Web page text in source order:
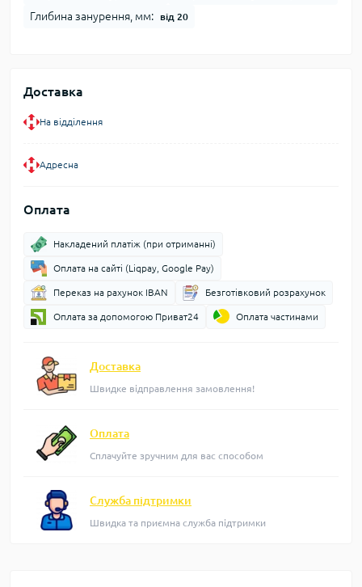
Глибина занурення, мм: від 20
Доставка
На відділення
Адресна
Оплата
Накладений платіж (при отриманні)
Оплата на сайті (Liqpay, Google Pay)
Переказ на рахунок IBAN Безготівковий розрахунок
Оплата за допомогою Приват24 Оплата частинами
Доставка
Швидке відправлення замовлення!
Оплата
Сплачуйте зручним для вас способом
Служба підтримки
Швидка та приємна служба підтримки